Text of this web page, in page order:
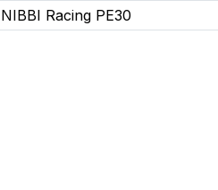
NIBBI Racing PE30